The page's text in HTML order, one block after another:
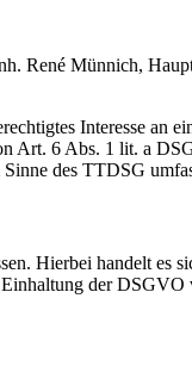
Münnich,
Interesse an
Art. 6 Abs. 1 lit. a
des TTDSG
Hierbei handelt es
Einhaltung der DSGVO